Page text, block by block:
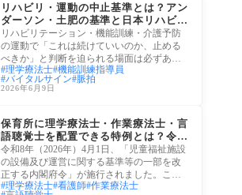
リハビリ・運動の中止基準とは？アン
ダーソン・土肥の基準と日本リハビリ
テーション医学会ガイドラインによる
中止の判断目安
リハビリテーション・機能訓練・介護予防
の運動で「これは続けていいのか、止める
べきか」と判断を迫られる場面は必ずあり
ます。
理学療法士 機能訓練指導員
バイタルサイン
脈拍
2026年6月9日
保育所に理学療法士・作業療法士・言
語聴覚士を配置できる特例とは？令和
8年4月改正の内容と現場への影響
令和8年（2026年）4月1日、「児童福祉施設
の設備及び運営に関する基準等の一部を改
正する内閣府令」が施行されました。この
改正に
理学療法士 看護師 作業療法士